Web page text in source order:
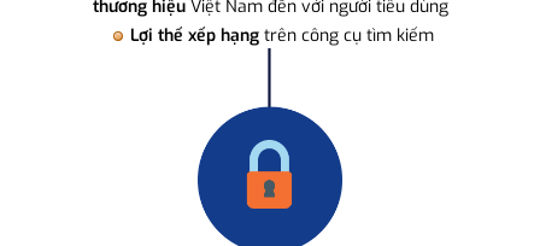
thương hiệuViệt Nam đến với người tiêu dùng
Lợi thế xếp hạng trên công cụ tìm kiếm